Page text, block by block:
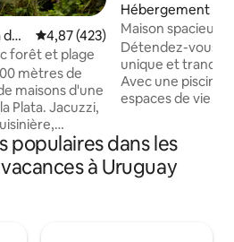
Évaluation moyenne sur la
4,87 (423)
forêt et plage
mètres de
maisons d'une
Plata. Jacuzzi,
Internet,
belle
tranquillité et
Hébergement ⋅
Maison
près de la plage
Détendez-vous
unique et
Avec une piscine
espaces de vie
pour les familles
Située dans un
et sûr à Atlantida,
quelques pas de
populaires dans les
à Uruguay